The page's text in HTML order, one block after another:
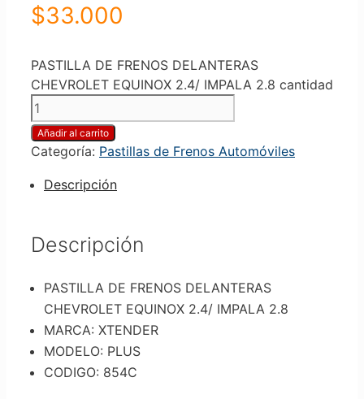
$33.000
PASTILLA DE FRENOS DELANTERAS
CHEVROLET EQUINOX 2.4/ IMPALA 2.8 cantidad
Añadir al carrito
Categoría: Pastillas de Frenos Automóviles
Descripción
Descripción
PASTILLA DE FRENOS DELANTERAS
CHEVROLET EQUINOX 2.4/ IMPALA 2.8
MARCA: XTENDER
MODELO: PLUS
CODIGO: 854C